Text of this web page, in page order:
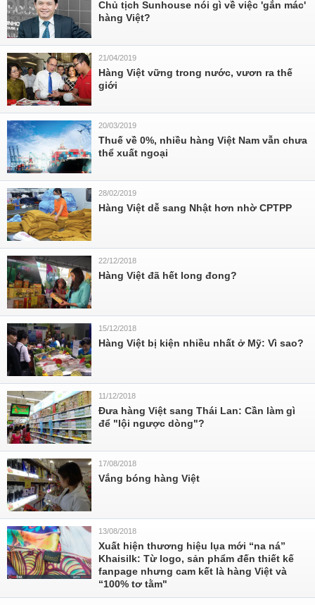
Chủ tịch Sunhouse nói gì về việc 'gắn mác'
hàng Việt?
21/04/2019
Hàng Việt vững trong nước, vươn ra thế
giới
20/03/2019
Thuế về 0%, nhiều hàng Việt Nam vẫn chưa
thể xuất ngoại
28/02/2019
Hàng Việt dễ sang Nhật hơn nhờ CPTPP
22/12/2018
Hàng Việt đã hết long đong?
15/12/2018
Hàng Việt bị kiện nhiều nhất ở Mỹ: Vì sao?
11/12/2018
Đưa hàng Việt sang Thái Lan: Cần làm gì
để "lội ngược dòng"?
17/08/2018
Vắng bóng hàng Việt
13/08/2018
Xuất hiện thương hiệu lụa mới “na ná”
Khaisilk: Từ logo, sản phẩm đến thiết kế
fanpage nhưng cam kết là hàng Việt và
“100% tơ tằm"